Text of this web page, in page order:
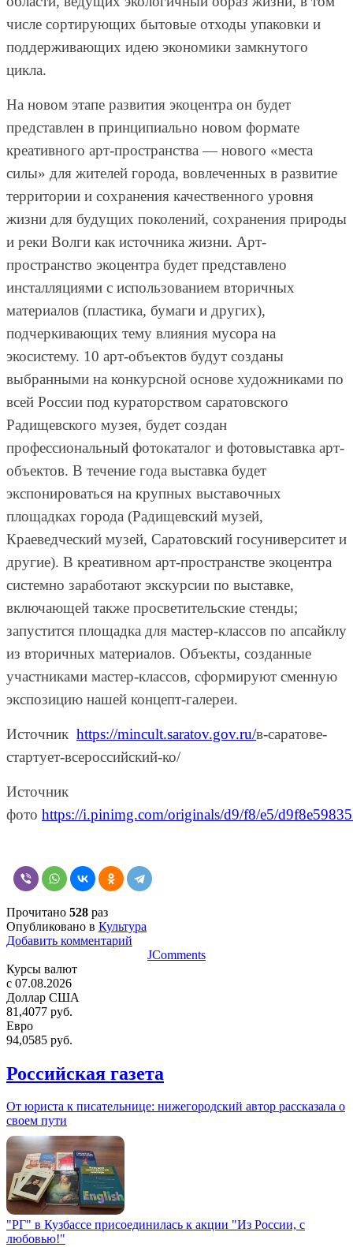
числе сортирующих бытовые отходы упаковки и
поддерживающих идею экономики замкнутого
цикла.
На новом этапе развития экоцентра он будет
представлен в принципиально новом формате
креативного арт-пространства — нового «места
силы» для жителей города, вовлеченных в развитие
территории и сохранения качественного уровня
жизни для будущих поколений, сохранения природы
и реки Волги как источника жизни. Арт-
пространство экоцентра будет представлено
инсталляциями с использованием вторичных
материалов (пластика, бумаги и других),
подчеркивающих тему влияния мусора на
экосистему. 10 арт-объектов будут созданы
выбранными на конкурсной основе художниками по
всей России под кураторством саратовского
Радищевского музея, будет создан
профессиональный фотокаталог и фотовыставка арт-
объектов. В течение года выставка будет
экспонироваться на крупных выставочных
площадках города (Радищевский музей,
Краеведческий музей, Саратовский госуниверситет и
другие). В креативном арт-пространстве экоцентра
системно заработают экскурсии по выставке,
включающей также просветительские стенды;
запустится площадка для мастер-классов по апсайклу
из вторичных материалов. Объекты, созданные
участниками мастер-классов, сформируют сменную
экспозицию нашей концепт-галереи.
Источник https://mincult.saratov.gov.ru/в-саратове-
стартует-всероссийский-ко/
Источник
фото https://i.pinimg.com/originals/d9/f8/e5/
Прочитано 528 раз
Опубликовано в Культура
Добавить комментарий
JComments
Курсы валют
c 07.08.2026
Доллар США
81,4077 руб.
Евро
94,0585 руб.
Российская газета
От юриста к писательнице: нижегородский автор рассказала о
своем пути
"РГ" в Кузбассе присоединилась к акции "Из России, с
любовью!"